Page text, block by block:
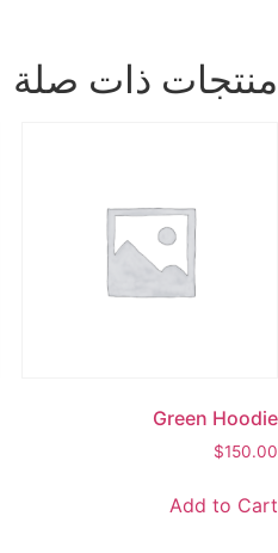
ذات صلة
Green
$
Add to